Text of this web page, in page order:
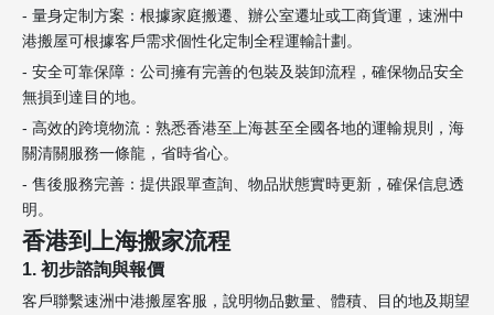
- 量身定制方案：根據家庭搬遷、辦公室遷址或工商貨運，速洲中
港搬屋可根據客戶需求個性化定制全程運輸計劃。
- 安全可靠保障：公司擁有完善的包裝及裝卸流程，確保物品安全
無損到達目的地。
- 高效的跨境物流：熟悉香港至上海甚至全國各地的運輸規則，海
關清關服務一條龍，省時省心。
- 售後服務完善：提供跟單查詢、物品狀態實時更新，確保信息透
明。
香港到上海搬家流程
1. 初步諮詢與報價
客戶聯繫速洲中港搬屋客服，說明物品數量、體積、目的地及期望